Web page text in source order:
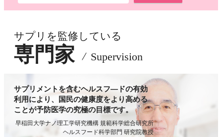
サプリを監修している
専門家 Supervision
サプリメントを含むヘルスフ―ドの有効
利用により、国民の健康度をより高める
ことが予防医学の究極の目標です。
早稲田大学ナノ理工学研究機構 規範科学総合研究所
ヘルスフード科学部門 研究院教授